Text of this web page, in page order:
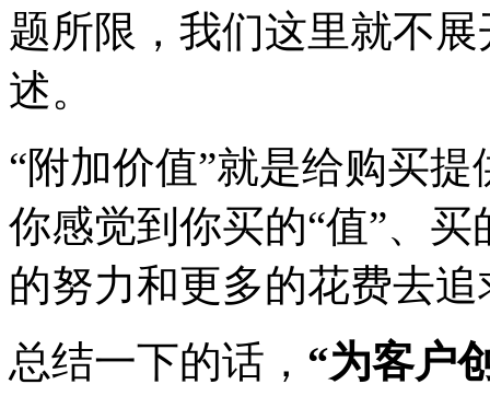
题所限，我们这里就不
述。
“附加价值”就是给购买
你感觉到你买的“值”、
的努力和更多的花费去追
总结一下的话， “为客户